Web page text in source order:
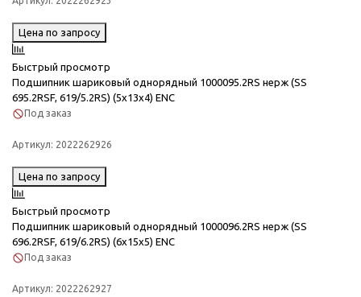
Цена по запросу
Быстрый просмотр
Подшипник шариковый однорядный 1000095.2RS нерж (SS
695.2RSF, 619/5.2RS) (5x13x4) ENC
Под заказ
Артикул: 2022262926
Цена по запросу
Быстрый просмотр
Подшипник шариковый однорядный 1000096.2RS нерж (SS
696.2RSF, 619/6.2RS) (6x15x5) ENC
Под заказ
Артикул: 2022262927